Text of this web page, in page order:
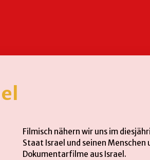
Filmisch nähern wir uns im
Staat Israel und seinen
Dokumentarfilme aus Israel.